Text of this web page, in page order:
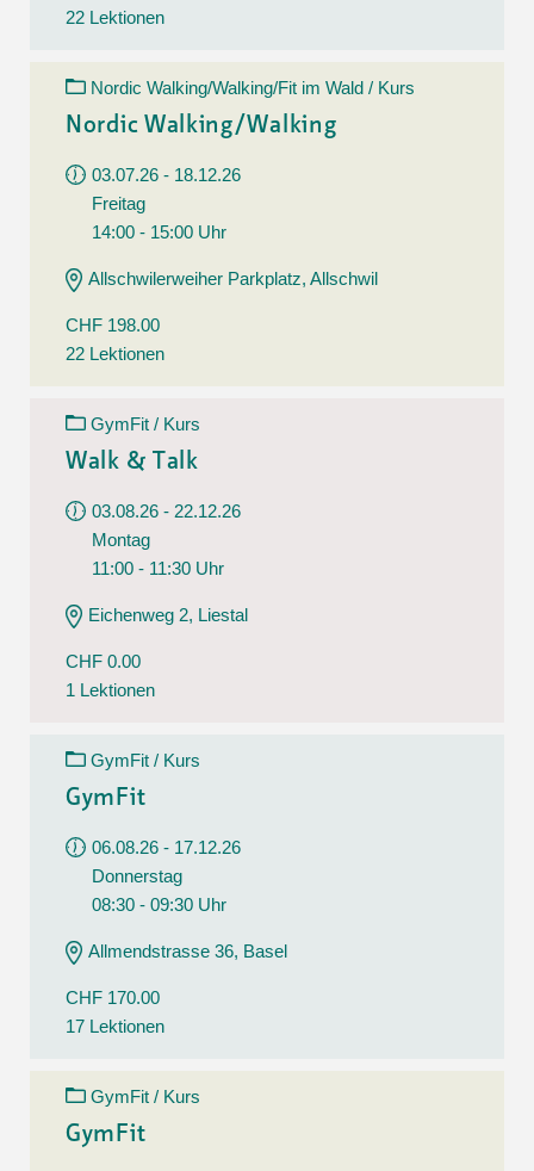
22 Lektionen
Nordic Walking/Walking/Fit im Wald / Kurs
Nordic Walking/Walking
03.07.26 - 18.12.26
Freitag
14:00 - 15:00 Uhr
Allschwilerweiher Parkplatz, Allschwil
CHF 198.00
22 Lektionen
GymFit / Kurs
Walk & Talk
03.08.26 - 22.12.26
Montag
11:00 - 11:30 Uhr
Eichenweg 2, Liestal
CHF 0.00
1 Lektionen
GymFit / Kurs
GymFit
06.08.26 - 17.12.26
Donnerstag
08:30 - 09:30 Uhr
Allmendstrasse 36, Basel
CHF 170.00
17 Lektionen
GymFit / Kurs
GymFit